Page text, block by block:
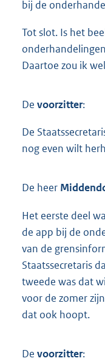
bij de
Tot slot. Is het
Daartoe zou ik
De voorzitter:
De
nog even wilt
De heer
Het eerste deel
de app bij de
van de
Staatssecretaris
tweede was dat
voor de zomer
dat ook hoopt.
De voorzitter: